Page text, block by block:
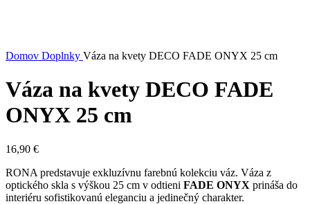
Domov Doplnky Váza na kvety DECO FADE ONYX 25 cm
Váza na kvety DECO FADE
ONYX 25 cm
16,90 €
RONA predstavuje exkluzívnu farebnú kolekciu váz. Váza z
optického skla s výškou 25 cm v odtieni FADE ONYX prináša do
interiéru sofistikovanú eleganciu a jedinečný charakter.